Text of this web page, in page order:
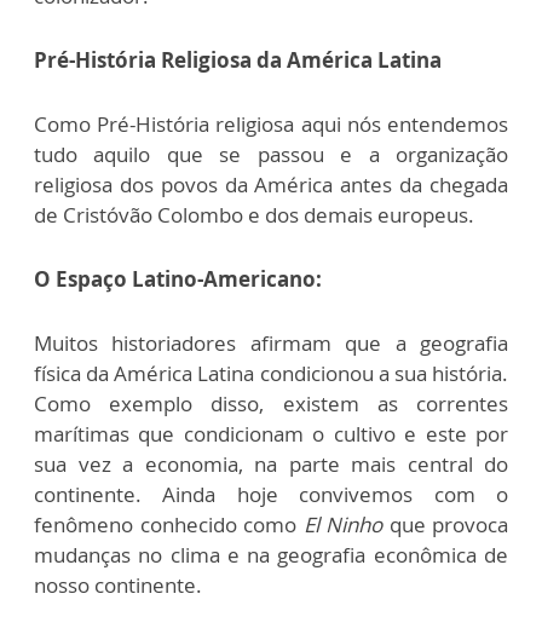
Pré-História Religiosa da América Latina
Como Pré-História religiosa aqui nós entendemos
tudo aquilo que se passou e a organização
religiosa dos povos da América antes da chegada
de Cristóvão Colombo e dos demais europeus.
O Espaço Latino-Americano:
Muitos historiadores afirmam que a geografia
física da América Latina condicionou a sua história.
Como exemplo disso, existem as correntes
marítimas que condicionam o cultivo e este por
sua vez a economia, na parte mais central do
continente. Ainda hoje convivemos com o
fenômeno conhecido como El Ninhoque provoca
mudanças no clima e na geografia econômica de
nosso continente.